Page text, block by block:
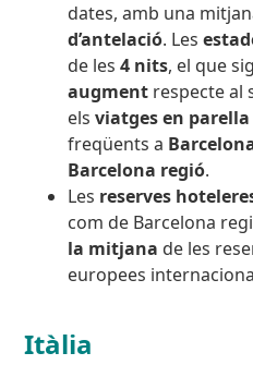
dates, amb una
d’antelació. Les
de les4 nits, el que
augment respecte al
elsviatges en parella
freqüents a
Barcelona regió.
Les reserves
com de Barcelona
la mitjana de les
europees
Itàlia